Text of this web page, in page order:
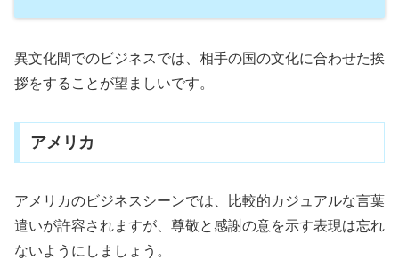
異文化間でのビジネスでは、相手の国の文化に合わせた挨
拶をすることが望ましいです。
アメリカ
アメリカのビジネスシーンでは、比較的カジュアルな言葉
遣いが許容されますが、尊敬と感謝の意を示す表現は忘れ
ないようにしましょう。